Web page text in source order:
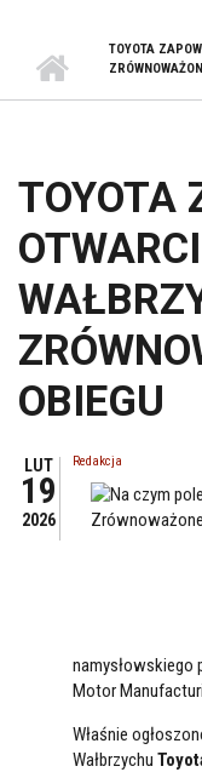
TOYOTA
TOYOTA
OBIEGU
LUT
19
2026
Redakcja
namysłowskiego
Motor
Właśnie
Wałbrzychu